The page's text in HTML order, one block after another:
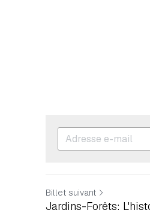
Billet suivant
Jardins-Forêts: